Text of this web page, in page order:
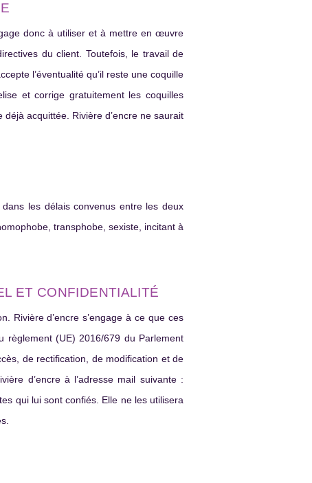
donc à utiliser et à mettre en œuvre
du client. Toutefois, le travail de
l’éventualité qu’il reste une coquille
et corrige gratuitement les coquilles
acquittée. Rivière d’encre ne saurait
les délais convenus entre les deux
transphobe, sexiste, incitant à
ET CONFIDENTIALITÉ
Rivière d’encre s’engage à ce que ces
règlement (UE) 2016/679 du Parlement
de rectification, de modification et de
d’encre à l’adresse mail suivante :
qui lui sont confiés. Elle ne les utilisera